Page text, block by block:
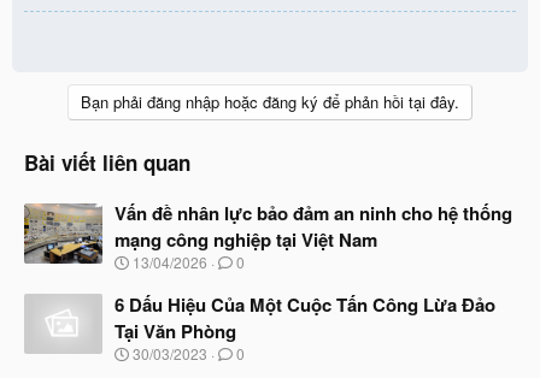
Bạn phải đăng nhập hoặc đăng ký để phản hồi tại đây.
Bài viết liên quan
Vấn đề nhân lực bảo đảm an ninh cho hệ thống
mạng công nghiệp tại Việt Nam
N
à
y
b
ắ
13/04/2026 0
6 Dấu Hiệu Của Một Cuộc Tấn Công Lừa Đảo
Tại Văn Phòng
N
30/03/2023 0